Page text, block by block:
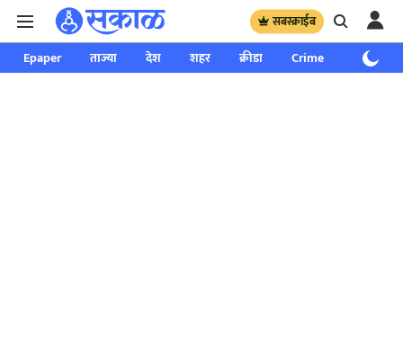
सबस्क्राईब
Epaper ताज्या देश शहर क्रीडा Crime साप्ताहिक